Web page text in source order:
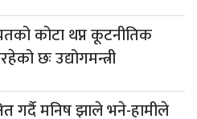
कोटा थप्न कूटनीतिक
छः उद्योगमन्त्री
गर्दै मनिष झाले भने-हामीले